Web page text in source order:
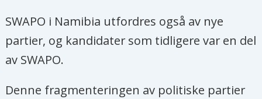
SWAPO i Namibia utfordres også av nye
partier, og kandidater som tidligere var en del
av SWAPO.
Denne fragmenteringen av politiske partier